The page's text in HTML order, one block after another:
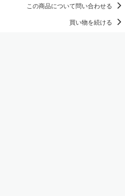
この商品について問い合わせる
買い物を続ける